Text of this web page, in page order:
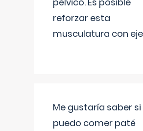
reforzar esta
musculatura con
Me gustaría saber si
puedo comer paté